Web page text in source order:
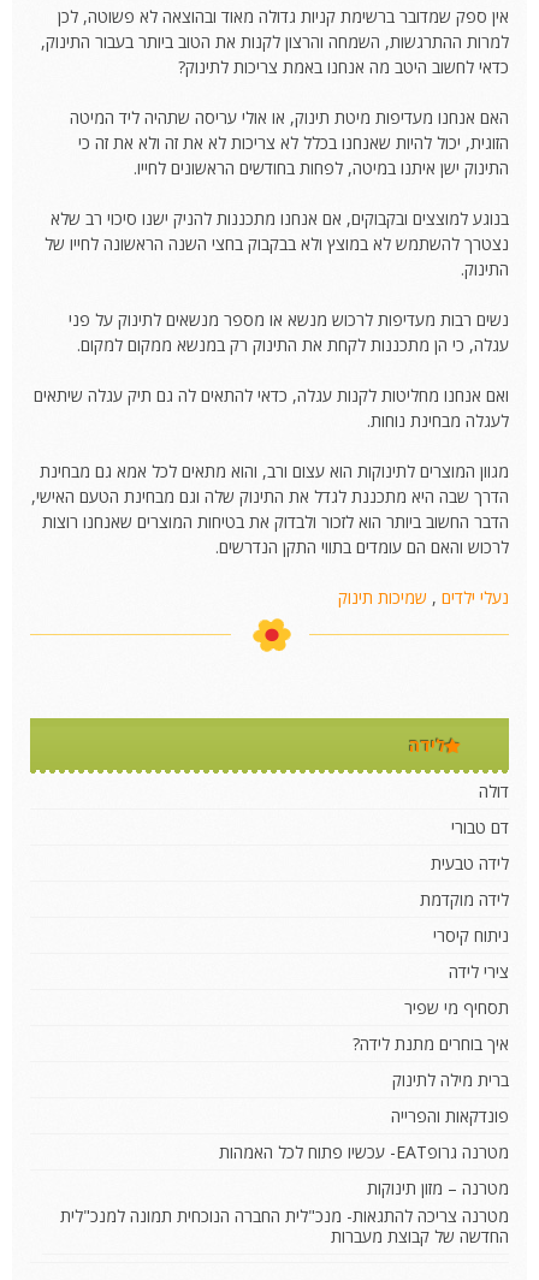
אין ספק שמדובר ברשימת קניות גדולה מאוד ובהוצאה לא פשוטה, לכן
למרות ההתרגשות, השמחה והרצון לקנות את הטוב ביותר בעבור התינוק,
כדאי לחשוב היטב מה אנחנו באמת צריכות לתינוק?
האם אנחנו מעדיפות מיטת תינוק, או אולי עריסה שתהיה ליד המיטה
הזוגית, יכול להיות שאנחנו בכלל לא צריכות לא את זה ולא את זה כי
התינוק ישן איתנו במיטה, לפחות בחודשים הראשונים לחייו.
בנוגע למוצצים ובקבוקים, אם אנחנו מתכננות להניק ישנו סיכוי רב שלא
נצטרך להשתמש לא במוצץ ולא בבקבוק בחצי השנה הראשונה לחייו של
התינוק.
נשים רבות מעדיפות לרכוש מנשא או מספר מנשאים לתינוק על פני
עגלה, כי הן מתכננות לקחת את התינוק רק במנשא ממקום למקום.
ואם אנחנו מחליטות לקנות עגלה, כדאי להתאים לה גם תיק עגלה שיתאים
לעגלה מבחינת נוחות.
מגוון המוצרים לתינוקות הוא עצום ורב, והוא מתאים לכל אמא גם מבחינת
הדרך שבה היא מתכננת לגדל את התינוק שלה וגם מבחינת הטעם האישי,
הדבר החשוב ביותר הוא לזכור ולבדוק את בטיחות המוצרים שאנחנו רוצות
לרכוש והאם הם עומדים בתווי התקן הנדרשים.
נעלי ילדים , שמיכות תינוק
לידה
דולה
דם טבורי
לידה טבעית
לידה מוקדמת
ניתוח קיסרי
צירי לידה
תסחיף מי שפיר
איך בוחרים מתנת לידה?
ברית מילה לתינוק
פונדקאות והפרייה
מטרנה גרופEAT- עכשיו פתוח לכל האמהות
מטרנה – מזון תינוקות
מטרנה צריכה להתגאות- מנכ"לית החברה הנוכחית תמונה למנכ"לית
החדשה של קבוצת מעברות